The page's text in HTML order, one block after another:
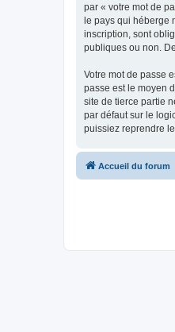
par « votre mot de
le pays qui héberge
inscription, sont
publiques ou non.
Votre mot de passe
passe est le moyen
site de tierce partie
par défaut sur le
puissiez reprendre
Accueil du forum